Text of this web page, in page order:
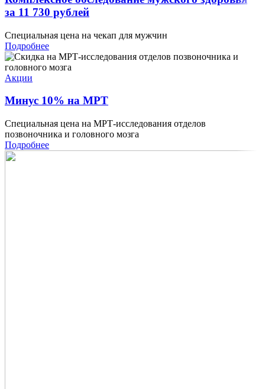
за 11 730 рублей
Специальная цена на чекап для мужчин
Подробнее
Акции
Минус 10% на МРТ
Специальная цена на МРТ-исследования отделов
позвоночника и головного мозга
Подробнее